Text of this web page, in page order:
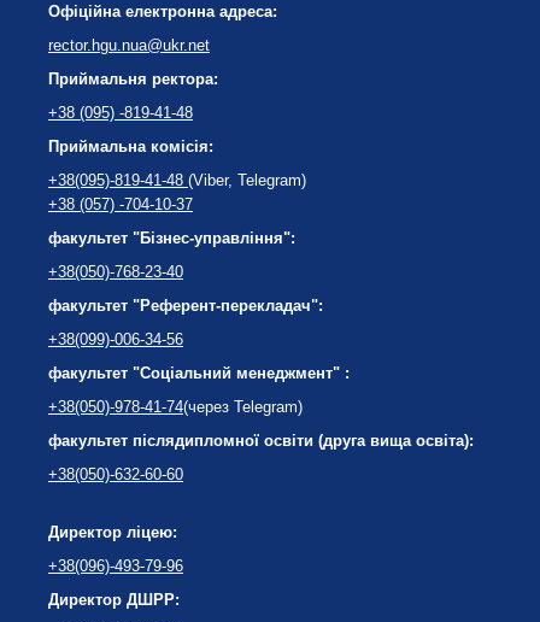
Офіційна електронна адреса:
rector.hgu.nua@ukr.net
Приймальня ректора:
+38 (095) -819-41-48
Приймальна комісія:
+38(095)-819-41-48 (Viber, Telegram)
+38 (057) -704-10-37
факультет "Бізнес-управління":
+38(050)-768-23-40
факультет "Референт-перекладач":
+38(099)-006-34-56
факультет "Соціальний менеджмент" :
+38(050)-978-41-74(через Telegram)
факультет післядипломної освіти (друга вища освіта):
+38(050)-632-60-60
Директор ліцею:
+38(096)-493-79-96
Директор ДШРР: